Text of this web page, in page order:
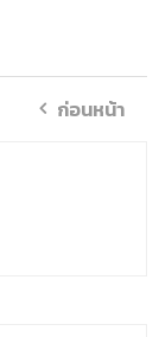
ก่อนหน้า